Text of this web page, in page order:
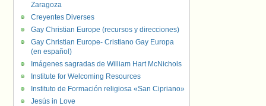
Zaragoza
Creyentes Diverses
Gay Christian Europe (recursos y direcciones)
Gay Christian Europe- Cristiano Gay Europa
(en español)
Imágenes sagradas de William Hart McNichols
Institute for Welcoming Resources
Instituto de Formación religiosa «San Cipriano»
Jesús in Love